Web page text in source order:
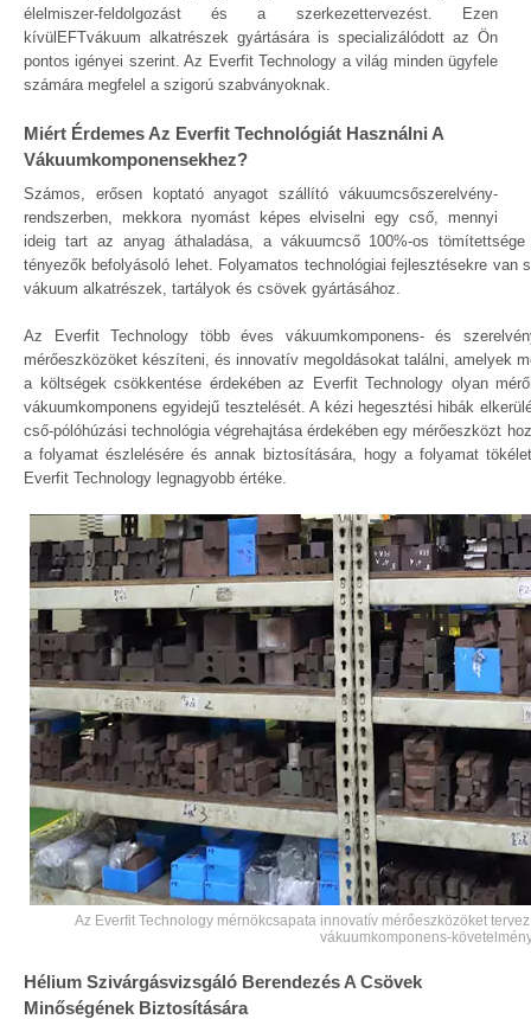
élelmiszer-feldolgozást és a szerkezettervezést. Ezen
kívülEFTvákuum alkatrészek gyártására is specializálódott az Ön
pontos igényei szerint. Az Everfit Technology a világ minden ügyfele
számára megfelel a szigorú szabványoknak.
Miért Érdemes Az Everfit Technológiát Használni A
Vákuumkomponensekhez?
Számos, erősen koptató anyagot szállító vákuumcsőszerelvény-
rendszerben, mekkora nyomást képes elviselni egy cső, mennyi
ideig tart az anyag áthaladása, a vákuumcső 100%-os
tényezők befolyásoló lehet. Folyamatos technológiai fejlesztésekre van
vákuum alkatrészek, tartályok és csövek gyártásához.
Az Everfit Technology több éves vákuumkomponens- és
mérőeszközöket készíteni, és innovatív megoldásokat találni, amelyek
a költségek csökkentése érdekében az Everfit Technology olyan
vákuumkomponens egyidejű tesztelését. A kézi hegesztési hibák
cső-pólóhúzási technológia végrehajtása érdekében egy mérőeszközt
a folyamat észlelésére és annak biztosítására, hogy a folyamat
Everfit Technology legnagyobb értéke.
Az Everfit Technology mérnökcsapata innovatív mérőeszközöket
vákuumkomponens-
Hélium Szivárgásvizsgáló Berendezés A Csövek
Minőségének Biztosítására